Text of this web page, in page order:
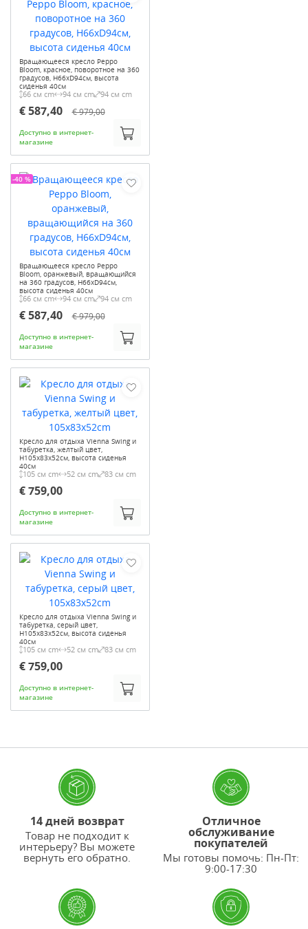
Вращающееся кресло Peppo
Bloom, красное, поворотное на 360
градусов, H66xD94см, высота
сиденья 40см
66 см cm 94 см cm 94 см cm
€ 587,40 € 979,00
Доступно в интернет-
магазине
Вращающееся кресло Peppo
Bloom, оранжевый, вращающийся
на 360 градусов, H66xD94см,
высота сиденья 40см
66 см cm 94 см cm 94 см cm
€ 587,40 € 979,00
Доступно в интернет-
магазине
-40 %
Кресло для отдыха Vienna Swing и
табуретка, желтый цвет,
H105x83x52см, высота сиденья
40см
105 см cm 52 см cm 83 см cm
€ 759,00
Доступно в интернет-
магазине
Кресло для отдыха Vienna Swing и
табуретка, серый цвет,
H105x83x52см, высота сиденья
40см
105 см cm 52 см cm 83 см cm
€ 759,00
Доступно в интернет-
магазине
14 дней возврат
Товар не подходит к
интерьеру? Вы можете
вернуть его обратно.
Отличное
обслуживание
покупателей
Мы готовы помочь: Пн-Пт:
9:00-17:30